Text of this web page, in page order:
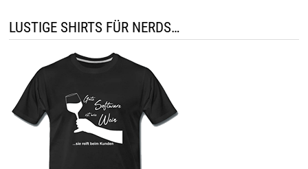
LUSTIGE SHIRTS FÜR NERDS…